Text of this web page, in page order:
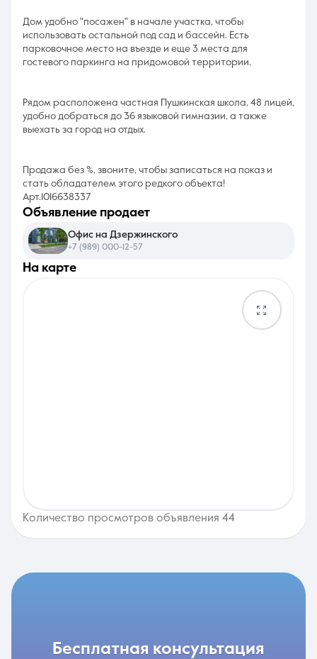
Дом удобно "посажен" в начале участка, чтобы
использовать остальной под сад и бассейн. Есть
парковочное место на въезде и еще 3 места для
гостевого паркинга на придомовой территории.
Рядом расположена частная Пушкинская школа, 48 лицей,
удобно добраться до 36 языковой гимназии, а также
выехать за город на отдых.
Продажа без %, звоните, чтобы записаться на показ и
стать обладателем этого редкого объекта!
Арт.1016638337
на карте
Количество просмотров объявления 44
объявление продает
Офис на Дзержинского
+7 (989) 000-12-57
бесплатная консультация